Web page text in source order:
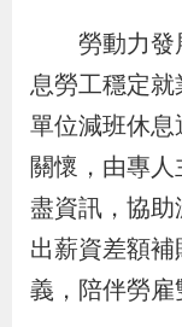
宣
導
專
區
勞動力發展
息勞工穩定
單位減班休
關懷，由專
盡資訊，協
出薪資差額
義，陪伴勞雇